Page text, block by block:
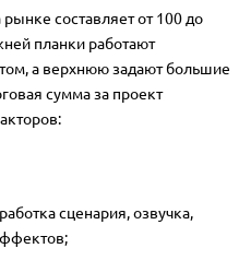
составляет от 100 до
планки работают
а верхнюю задают большие
сумма за проект
сценария, озвучка,